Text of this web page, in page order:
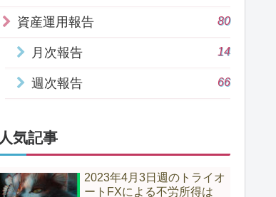
資産運用報告 80
月次報告 14
週次報告 66
人気記事
2023年4月3日週のトライオ
ートFXによる不労所得は